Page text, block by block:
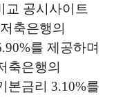
교 공시사이트
축은행의
를 제공하며
축은행의
본금리 3.10%를